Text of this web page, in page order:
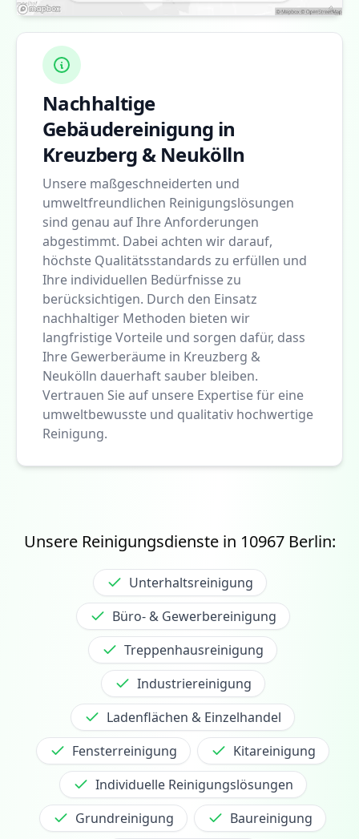
Nachhaltige
Gebäudereinigung in
Kreuzberg & Neukölln
Unsere maßgeschneiderten und
umweltfreundlichen Reinigungslösungen
sind genau auf Ihre Anforderungen
abgestimmt. Dabei achten wir darauf,
höchste Qualitätsstandards zu erfüllen und
Ihre individuellen Bedürfnisse zu
berücksichtigen. Durch den Einsatz
nachhaltiger Methoden bieten wir
langfristige Vorteile und sorgen dafür, dass
Ihre Gewerberäume in Kreuzberg &
Neukölln dauerhaft sauber bleiben.
Vertrauen Sie auf unsere Expertise für eine
umweltbewusste und qualitativ hochwertige
Reinigung.
Unsere Reinigungsdienste in 10967Berlin:
Unterhaltsreinigung
Büro- & Gewerbereinigung
Treppenhausreinigung
Industriereinigung
Ladenflächen & Einzelhandel
Fensterreinigung
Kitareinigung
Individuelle Reinigungslösungen
Grundreinigung
Baureinigung